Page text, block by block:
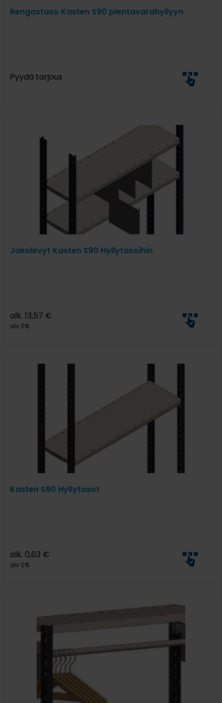
Rengastaso Kasten S90 pientavarahyllyyn
Pyydä tarjous
Jakolevyt Kasten S90 Hyllytasoihin
alk. 13,57 €
alv 0%
Kasten S90 Hyllytasot
alk. 0,63 €
alv 0%